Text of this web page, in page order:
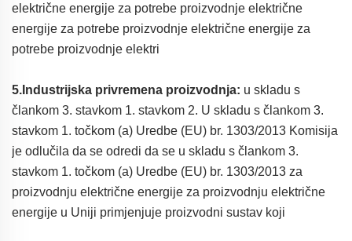
električne energije za potrebe proizvodnje električne
energije za potrebe proizvodnje električne energije za
potrebe proizvodnje elektri
5.Industrijska privremena proizvodnja: u skladu s
člankom 3. stavkom 1. stavkom 2. U skladu s člankom 3.
stavkom 1. točkom (a) Uredbe (EU) br. 1303/2013 Komisija
je odlučila da se odredi da se u skladu s člankom 3.
stavkom 1. točkom (a) Uredbe (EU) br. 1303/2013 za
proizvodnju električne energije za proizvodnju električne
energije u Uniji primjenjuje proizvodni sustav koji